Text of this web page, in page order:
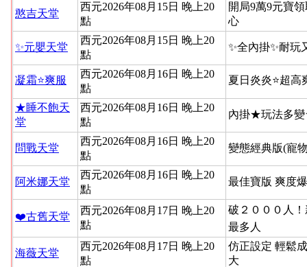
憨吉天堂
西元2026年08月15日 晚上20
點
開局9萬9元寶
心
✨元嬰天堂
西元2026年08月15日 晚上20
點
✨全內掛✨耐玩
凝霜⭐爽服
西元2026年08月16日 晚上20
點
夏日炎炎⭐超高
★睡不飽天
堂
西元2026年08月16日 晚上20
點
內掛★玩法多
問戰天堂
西元2026年08月16日 晚上20
點
變態經典版(寵
阿米娜天堂
西元2026年08月16日 晚上20
點
最佳寶版 爽度
❤️古舊天堂
西元2026年08月17日 晚上20
點
破２０００人
最多人
海薇天堂
西元2026年08月17日 晚上20
點
仿正設定 輕鬆
大